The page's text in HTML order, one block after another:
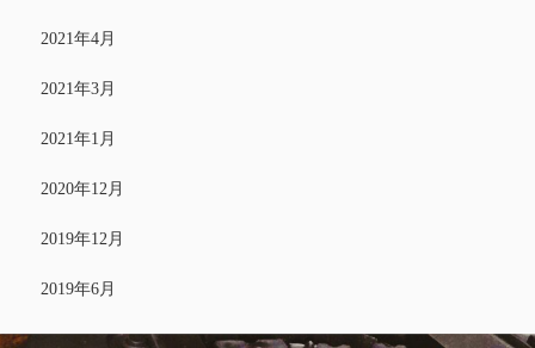
2021年4月
2021年3月
2021年1月
2020年12月
2019年12月
2019年6月